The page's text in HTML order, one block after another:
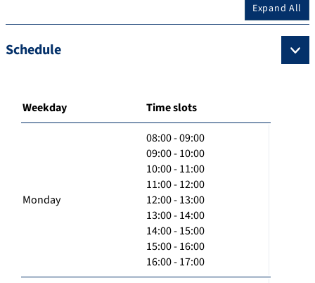
Expand All
Schedule
Weekday Time slots
Monday
08:00 - 09:00
09:00 - 10:00
10:00 - 11:00
11:00 - 12:00
12:00 - 13:00
13:00 - 14:00
14:00 - 15:00
15:00 - 16:00
16:00 - 17:00